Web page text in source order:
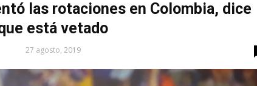
las rotaciones en Colombia, dice
está vetado
27 agosto, 2019